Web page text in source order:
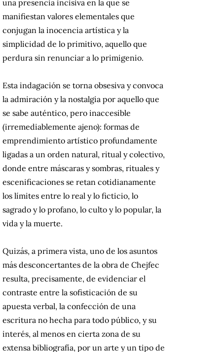
una presencia incisiva en la que se
manifiestan valores elementales que
conjugan la inocencia artística y la
simplicidad de lo primitivo, aquello que
perdura sin renunciar a lo primigenio.
Esta indagación se torna obsesiva y convoca
la admiración y la nostalgia por aquello que
se sabe auténtico, pero inaccesible
(irremediablemente ajeno): formas de
emprendimiento artístico profundamente
ligadas a un orden natural, ritual y colectivo,
donde entre máscaras y sombras, rituales y
escenificaciones se retan cotidianamente
los límites entre lo real y lo ficticio, lo
sagrado y lo profano, lo culto y lo popular, la
vida y la muerte.
Quizás, a primera vista, uno de los asuntos
más desconcertantes de la obra de Chejfec
resulta, precisamente, de evidenciar el
contraste entre la sofisticación de su
apuesta verbal, la confección de una
escritura no hecha para todo público, y su
interés, al menos en cierta zona de su
extensa bibliografía, por un arte y un tipo de